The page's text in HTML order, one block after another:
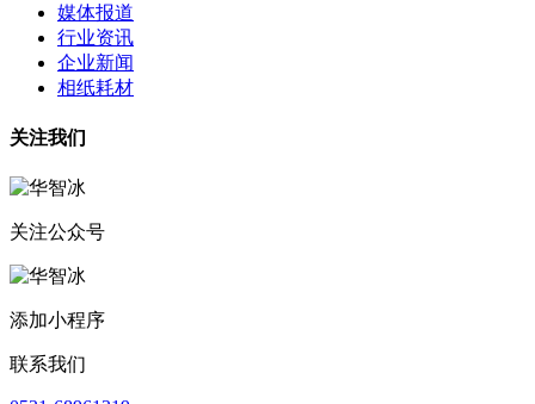
媒体报道
行业资讯
企业新闻
相纸耗材
关注我们
关注公众号
添加小程序
联系我们